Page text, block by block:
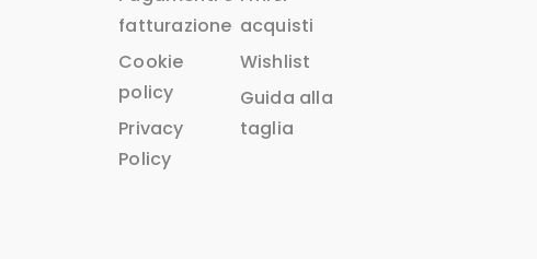
fatturazione
Cookie
policy
Privacy
Policy
acquisti
Wishlist
Guida alla
taglia